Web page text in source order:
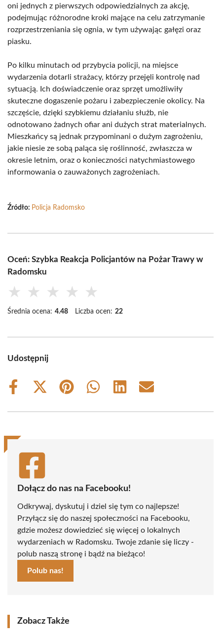
oni jednych z pierwszych odpowiedzialnych za akcję,
podejmując różnorodne kroki mające na celu zatrzymanie
rozprzestrzeniania się ognia, w tym używając gałęzi oraz
piasku.
Po kilku minutach od przybycia policji, na miejsce
wydarzenia dotarli strażacy, którzy przejęli kontrolę nad
sytuacją. Ich doświadczenie oraz sprzęt umożliwiły
skuteczne dogaszenie pożaru i zabezpieczenie okolicy. Na
szczęście, dzięki szybkiemu działaniu służb, nie
odnotowano żadnych ofiar ani dużych strat materialnych.
Mieszkańcy są jednak przypominani o dużym zagrożeniu,
jakie niesie ze sobą paląca się roślinność, zwłaszcza w
okresie letnim, oraz o konieczności natychmiastowego
informowania o zauważonych zagrożeniach.
Źródło: Policja Radomsko
Oceń: Szybka Reakcja Policjantów na Pożar Trawy w
Radomsku
★ ★ ★ ★ ★
Średnia ocena: 4.48 Liczba ocen: 22
Udostępnij
Share
Share
(Twitter)
Share
Share
Share
Share
Dołącz do nas na Facebooku!
Odkrywaj, dyskutuj i dziel się tym co najlepsze!
Przyłącz się do naszej społeczności na Facebooku,
gdzie możesz dowiedzieć się więcej o lokalnych
wydarzeniach w Radomsku. Twoje zdanie się liczy -
polub naszą stronę i bądź na bieżąco!
Polub nas!
Zobacz Także